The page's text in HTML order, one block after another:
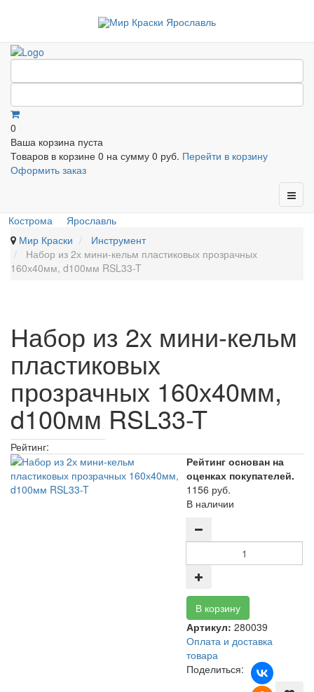
0
Ваша корзина пуста
Товаров в корзине 0 на сумму 0 руб. Перейти в корзину
Оформить заказ
Кострома
Ярославль
Мир Краски
Инструмент
Набор из 2х мини-кельм пластиковых прозрачных
160х40мм, d100мм RSL33-T
Набор из 2х мини-кельм
пластиковых
прозрачных 160х40мм,
d100мм RSL33-T
Рейтинг:
Рейтинг основан на
оценках покупателей.
1156 руб.
В наличии
Артикул: 280039
Оплата и доставка
товара
Поделиться: